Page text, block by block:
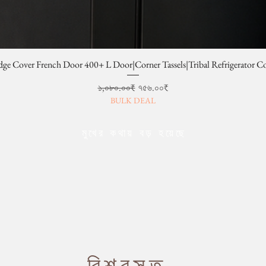
Cover French Door 400+ L Door|Corner Tassels|Tribal Refrigerator
Regular Price
১,০৮০.০০₹ Sale Price
৭৫৬.০০₹
BULK DEAL